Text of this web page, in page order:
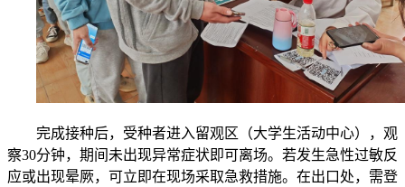
完成接种后，受种者进入留观区（大学生活动中心），观
察30分钟，期间未出现异常症状即可离场。若发生急性过敏反
应或出现晕厥，可立即在现场采取急救措施。在出口处，需登